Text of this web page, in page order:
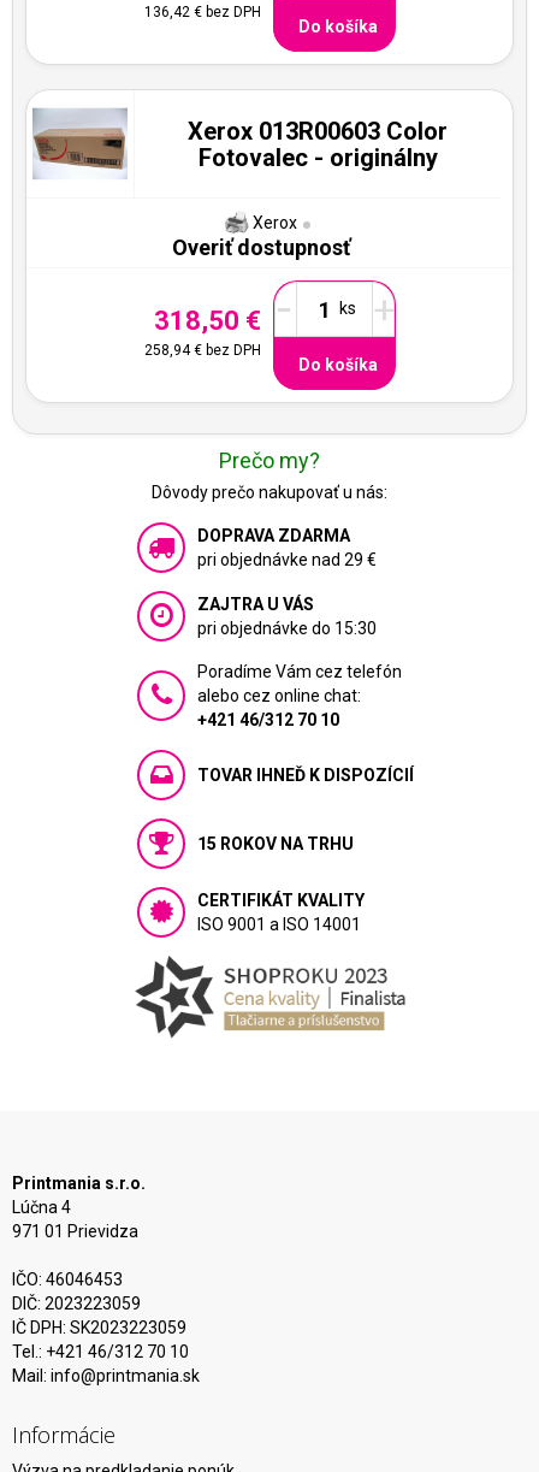
136,42 €bez DPH
Do košíka
Xerox 013R00603 Color
Fotovalec - originálny
Xerox
Overiť dostupnosť
318,50 €
258,94 €bez DPH
- +
Do košíka
Prečo my?
Dôvody prečo nakupovať u nás:
DOPRAVA ZDARMA
pri objednávke nad 29 €
ZAJTRA U VÁS
pri objednávke do 15:30
Poradíme Vám cez telefón
alebo cez online chat:
+421 46/312 70 10
TOVAR IHNEĎ K DISPOZÍCIÍ
15 ROKOV NA TRHU
CERTIFIKÁT KVALITY
ISO 9001 a ISO 14001
Printmania s.r.o.
Lúčna 4
971 01 Prievidza
IČO: 46046453
DIČ: 2023223059
IČ DPH: SK2023223059
Tel.: +421 46/312 70 10
Mail: info@printmania.sk
Informácie